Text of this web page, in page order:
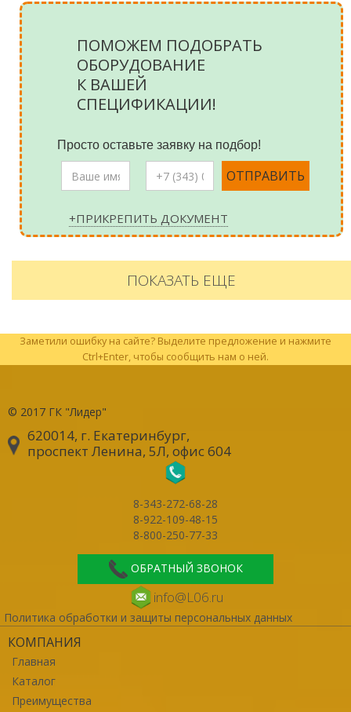
ПОМОЖЕМ ПОДОБРАТЬ
ОБОРУДОВАНИЕ
К ВАШЕЙ
СПЕЦИФИКАЦИИ!
Просто оставьте заявку на подбор!
+ПРИКРЕПИТЬ ДОКУМЕНТ
ПОКАЗАТЬ ЕЩЕ
Заметили ошибку на сайте? Выделите предложение и нажмите
Ctrl+Enter, чтобы сообщить нам о ней.
© 2017 ГК "Лидер"
620014, г. Екатеринбург,
проспект Ленина, 5Л, офис 604
8-343-272-68-28
8-922-109-48-15
8-800-250-77-33
ОБРАТНЫЙ ЗВОНОК
info@L06.ru
Политика обработки и защиты персональных данных
КОМПАНИЯ
Главная
Каталог
Преимущества